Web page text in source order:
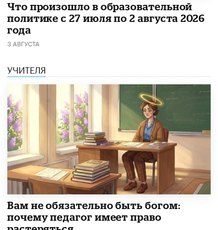
​Что произошло в образовательной
политике с 27 июля по 2 августа 2026
года
3 АВГУСТА
УЧИТЕЛЯ
​Вам не обязательно быть богом:
почему педагог имеет право